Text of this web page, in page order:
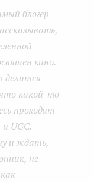
блогер
кино.
делится
какой-то
проходит
UGC.
и ждать,
не